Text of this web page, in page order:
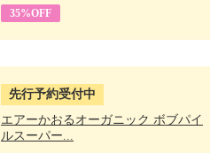
35%OFF
先行予約受付中
エアーかおるオーガニック ボブパイ
ルスーパー...